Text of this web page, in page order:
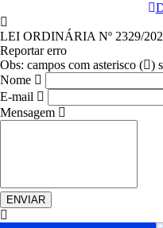
LEI ORDINÁRIA Nº 2329/
Reportar erro
Obs: campos com asterisco ( )
Nome
E-mail
Mensagem
ENVIAR